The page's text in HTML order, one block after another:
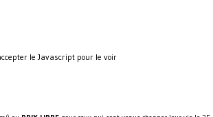
le Javascript pour le voir